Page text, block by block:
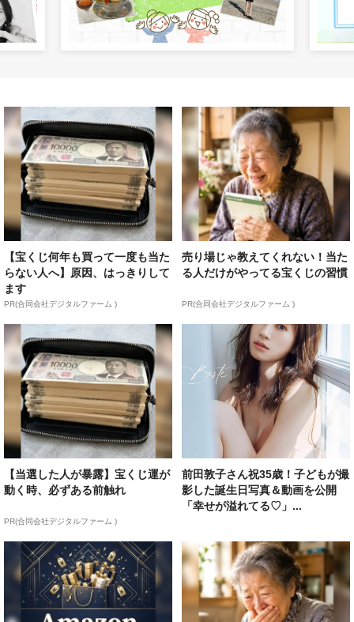
【宝くじ何年も買って一度も当た
らない人へ】原因、はっきりして
ます
PR(合同会社デジタルファーム )
売り場じゃ教えてくれない！当た
る人だけがやってる宝くじの習慣
PR(合同会社デジタルファーム )
【当選した人が暴露】宝くじ運が
動く時、必ずある前触れ
PR(合同会社デジタルファーム )
前田敦子さん祝35歳！子どもが撮
影した誕生日写真＆動画を公開
「幸せが溢れてる♡」...